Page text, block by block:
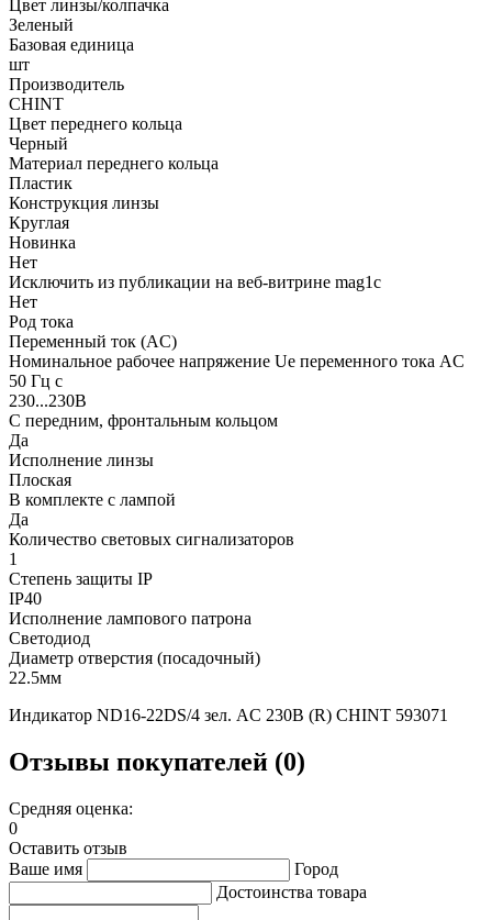
Цвет линзы/колпачка
Зеленый
Базовая единица
шт
Производитель
CHINT
Цвет переднего кольца
Черный
Материал переднего кольца
Пластик
Конструкция линзы
Круглая
Новинка
Нет
Исключить из публикации на веб-витрине mag1c
Нет
Род тока
Переменный ток (AC)
Номинальное рабочее напряжение Ue переменного тока AC
50 Гц с
230...230В
С передним, фронтальным кольцом
Да
Исполнение линзы
Плоская
В комплекте с лампой
Да
Количество световых сигнализаторов
1
Степень защиты IP
IP40
Исполнение лампового патрона
Светодиод
Диаметр отверстия (посадочный)
22.5мм
Индикатор ND16-22DS/4 зел. AC 230В (R) CHINT 593071
Отзывы покупателей (0)
Средняя оценка:
0
Оставить отзыв
Ваше имя
Город
Достоинства товара